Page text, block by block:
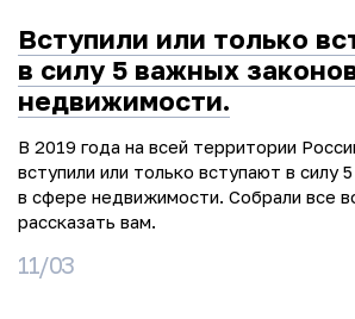
Вступили или только
в силу 5 важных
недвижимости.
В 2019 года на всей территории
вступили или только вступают в силу
в сфере недвижимости. Собрали все
рассказать вам.
11/03